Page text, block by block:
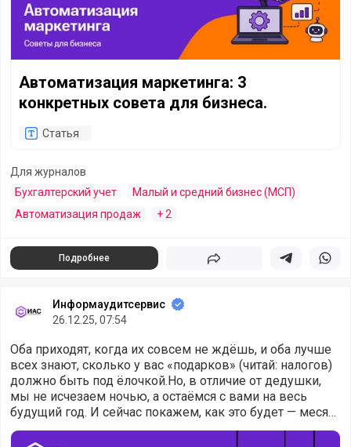
Автоматизация маркетинга: 3
конкретных совета для бизнеса.
Статья
Для журналов
Бухгалтерский учет
Малый и средний бизнес (МСП)
Автоматизация продаж
+ 2
Подробнее Поделиться Поделиться в
Информаудитсервис
26.12.25, 07:54
Оба приходят, когда их совсем не ждёшь, и оба лучше
всех знают, сколько у вас «подарков» (читай: налогов)
должно быть под ёлочкой.Но, в отличие от дедушки,
мы не исчезаем ночью, а остаёмся с вами на весь
будущий год. И сейчас покажем, как это будет — месяц
за месяцем!
Как вы думаете, что общего у бухгалтера и Деда Мороза?